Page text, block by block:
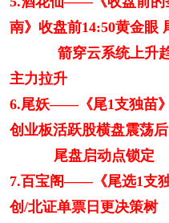
南》收盘前14:50黄金眼
箭穿云系统上升趋
主力拉升
6.尾妖——《尾1支独苗
创业板活跃股横盘震荡后
尾盘启动点锁定
7.百宝阁——《尾选1支
创/北证单票日更决策树